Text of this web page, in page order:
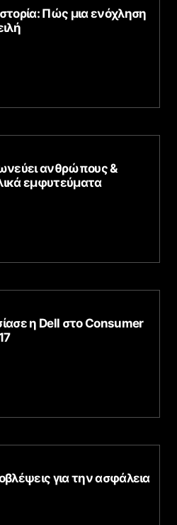
Πώς μια ενόχληση
ανθρώπους &
εμφυτεύματα
η Dell στο Consumer
για την ασφάλεια